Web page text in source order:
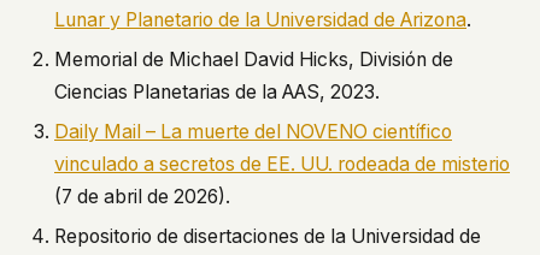
Lunar y Planetario de la Universidad de Arizona.
Memorial de Michael David Hicks, División de
Ciencias Planetarias de la AAS, 2023.
Daily Mail – La muerte del NOVENO científico
vinculado a secretos de EE. UU. rodeada de misterio
(7 de abril de 2026).
Repositorio de disertaciones de la Universidad de